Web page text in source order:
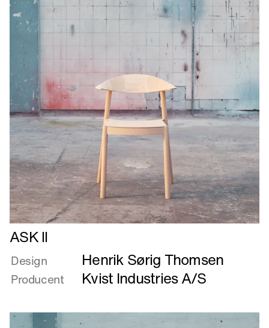
Læs
mere
om
ASK
ll
ASK ll
Design Henrik Sørig Thomsen
Producent Kvist Industries A/S